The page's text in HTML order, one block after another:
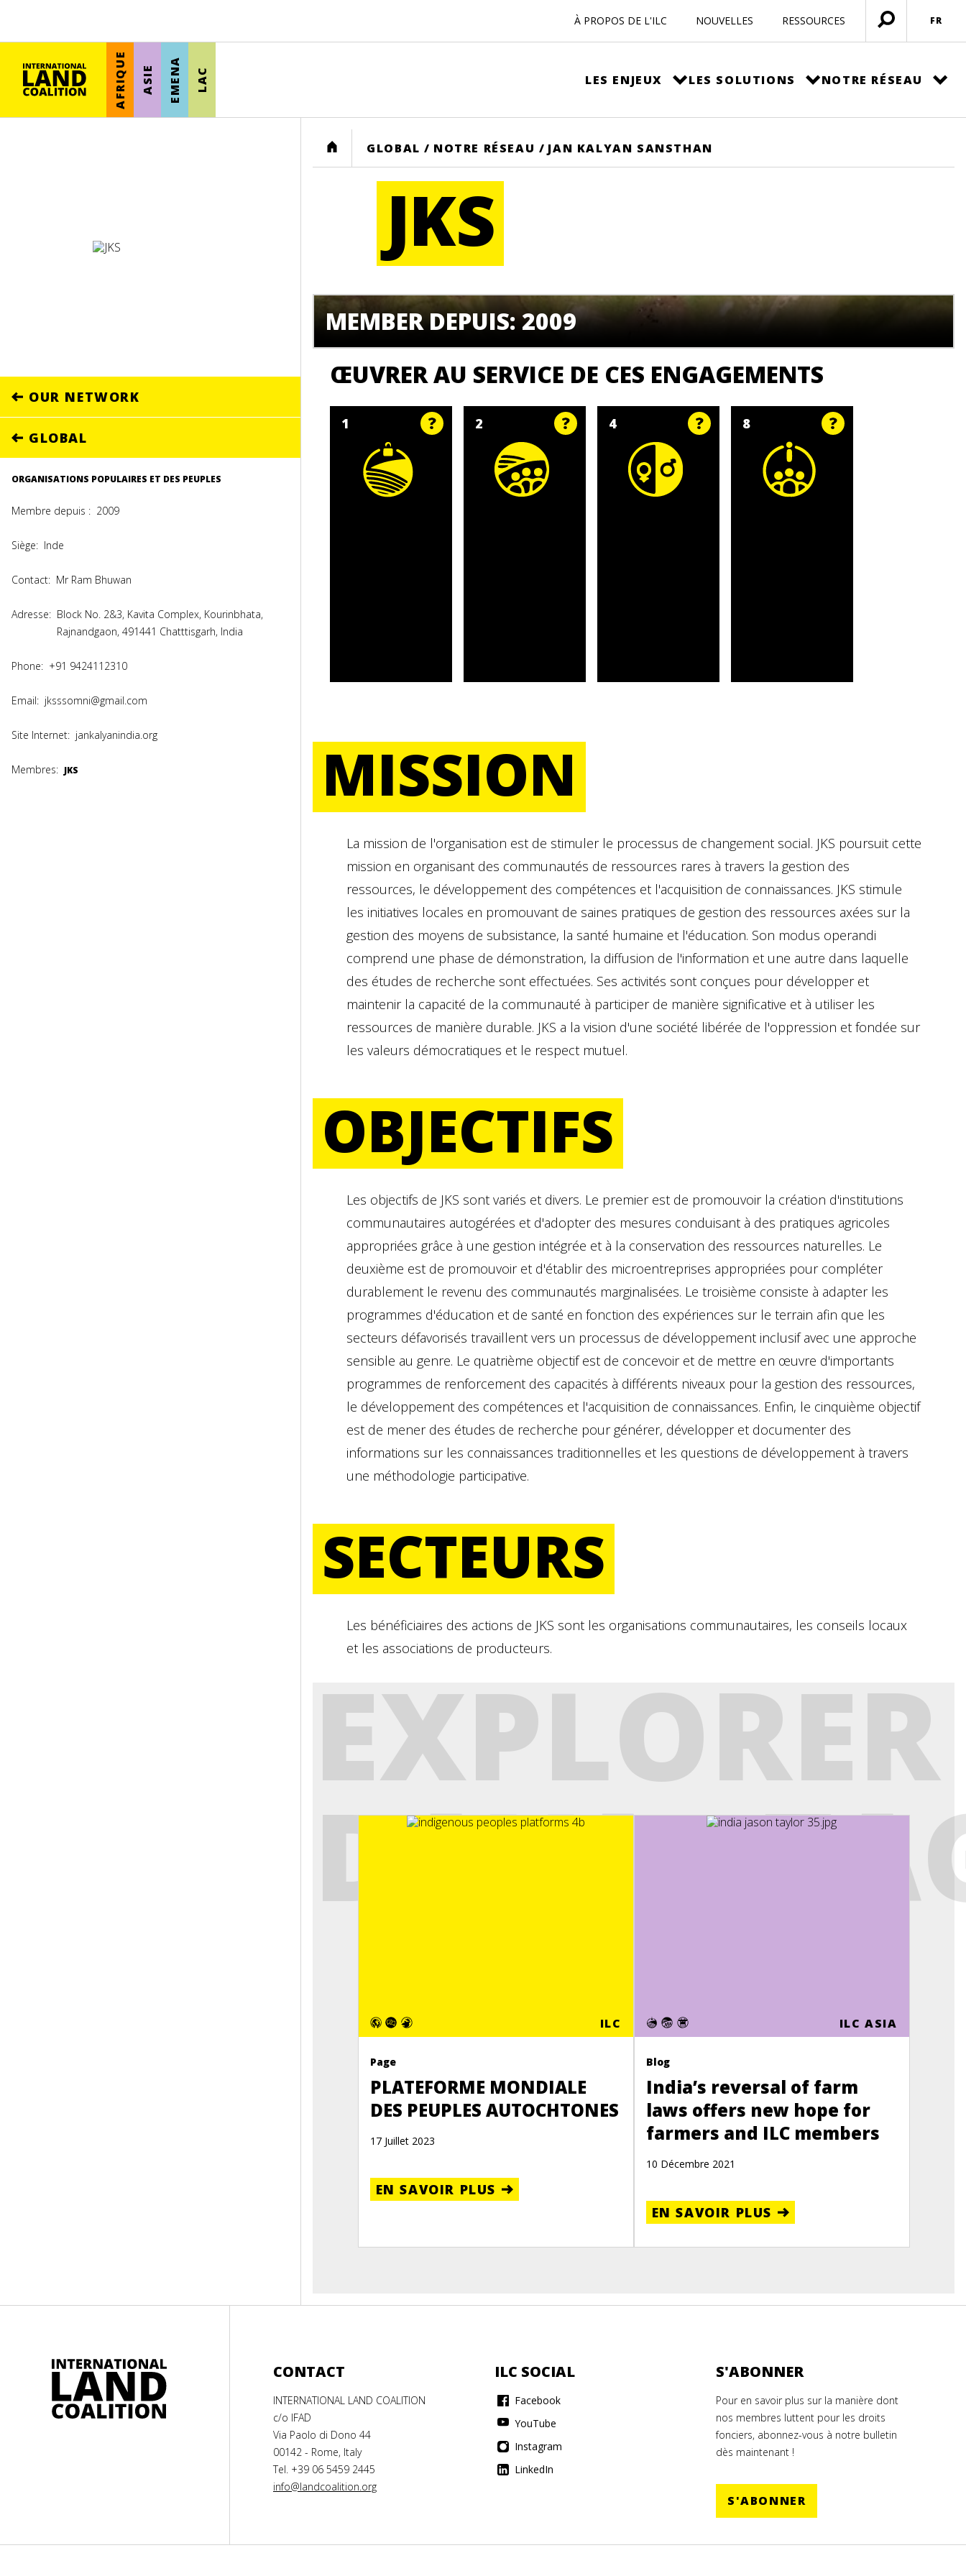
À PROPOS DE L'ILC NOUVELLES RESSOURCES
Ouvrir
menu
FR
AFRIQUE ASIE EMENA LAC LES ENJEUX LES SOLUTIONS NOTRE RÉSEAU
OUR NETWORK
GLOBAL
ORGANISATIONS POPULAIRES ET DES PEUPLES
Membre depuis : 2009
Siège: Inde
Contact: Mr Ram Bhuwan
Adresse: Block No. 2&3, Kavita Complex, Kourinbhata,
Rajnandgaon, 491441 Chatttisgarh, India
Phone: +91 9424112310
Email: jksssomni@gmail.com
Site Internet: jankalyanindia.org
Membres: JKS
HOME GLOBAL / NOTRE RÉSEAU / JAN KALYAN SANSTHAN
JKS
MEMBER DEPUIS: 2009
ŒUVRER AU SERVICE DE CES ENGAGEMENTS
1 2 4 8
MISSION
La mission de l'organisation est de stimuler le processus de changement social. JKS poursuit cette
mission en organisant des communautés de ressources rares à travers la gestion des
ressources, le développement des compétences et l'acquisition de connaissances. JKS stimule
les initiatives locales en promouvant de saines pratiques de gestion des ressources axées sur la
gestion des moyens de subsistance, la santé humaine et l'éducation. Son modus operandi
comprend une phase de démonstration, la diffusion de l'information et une autre dans laquelle
des études de recherche sont effectuées. Ses activités sont conçues pour développer et
maintenir la capacité de la communauté à participer de manière significative et à utiliser les
ressources de manière durable. JKS a la vision d'une société libérée de l'oppression et fondée sur
les valeurs démocratiques et le respect mutuel.
OBJECTIFS
Les objectifs de JKS sont variés et divers. Le premier est de promouvoir la création d'institutions
communautaires autogérées et d'adopter des mesures conduisant à des pratiques agricoles
appropriées grâce à une gestion intégrée et à la conservation des ressources naturelles. Le
deuxième est de promouvoir et d'établir des microentreprises appropriées pour compléter
durablement le revenu des communautés marginalisées. Le troisième consiste à adapter les
programmes d'éducation et de santé en fonction des expériences sur le terrain afin que les
secteurs défavorisés travaillent vers un processus de développement inclusif avec une approche
sensible au genre. Le quatrième objectif est de concevoir et de mettre en œuvre d'importants
programmes de renforcement des capacités à différents niveaux pour la gestion des ressources,
le développement des compétences et l'acquisition de connaissances. Enfin, le cinquième objectif
est de mener des études de recherche pour générer, développer et documenter des
informations sur les connaissances traditionnelles et les questions de développement à travers
une méthodologie participative.
SECTEURS
Les bénéficiaires des actions de JKS sont les organisations communautaires, les conseils locaux
et les associations de producteurs.
EXPLORER
ILC
Page
PLATEFORME MONDIALE
DES PEUPLES AUTOCHTONES
17 Juillet 2023
EN SAVOIR PLUS
ILC ASIA
Blog
India’s reversal of farm
laws offers new hope for
farmers and ILC members
10 Décembre 2021
EN SAVOIR PLUS
CONTACT
INTERNATIONAL LAND COALITION
c/o IFAD
Via Paolo di Dono 44
00142 - Rome, Italy
Tel. +39 06 5459 2445
info@landcoalition.org
ILC SOCIAL
Facebook
YouTube
Instagram
LinkedIn
S'ABONNER
Pour en savoir plus sur la manière dont
nos membres luttent pour les droits
fonciers, abonnez-vous à notre bulletin
dès maintenant !
S'ABONNER